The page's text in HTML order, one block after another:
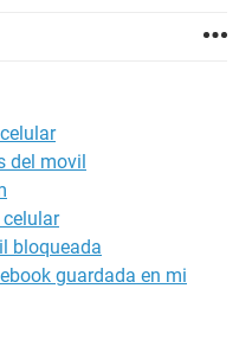
del movil
bloqueada
guardada en mi